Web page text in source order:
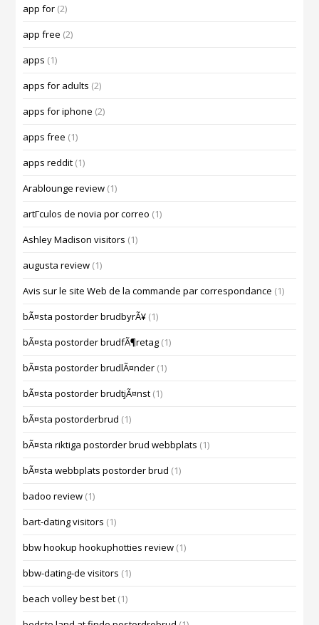
app for (2)
app free (2)
apps (1)
apps for adults (2)
apps for iphone (2)
apps free (1)
apps reddit (1)
Arablounge review (1)
artГ­culos de novia por correo (1)
Ashley Madison visitors (1)
augusta review (1)
Avis sur le site Web de la commande par correspondance (1)
bÃ¤sta postorder brudbyrÃ¥ (1)
bÃ¤sta postorder brudfÃ¶retag (1)
bÃ¤sta postorder brudlÃ¤nder (1)
bÃ¤sta postorder brudtjÃ¤nst (1)
bÃ¤sta postorderbrud (1)
bÃ¤sta riktiga postorder brud webbplats (1)
bÃ¤sta webbplats postorder brud (1)
badoo review (1)
bart-dating visitors (1)
bbw hookup hookuphotties review (1)
bbw-dating-de visitors (1)
beach volley best bet (1)